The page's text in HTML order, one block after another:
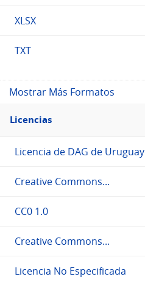
XLSX
TXT
Mostrar Más Formatos
Filtro
Licencias
Licencias
Licencia de DAG de Uruguay
Creative Commons...
CC0 1.0
Creative Commons...
Licencia No Especificada